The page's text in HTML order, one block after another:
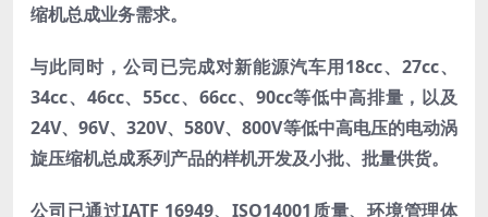
缩机总成业务需求。
与此同时，公司已完成对新能源汽车用18cc、27cc、
34cc、46cc、55cc、66cc、90cc等低中高排量，以及
24V、96V、320V、580V、800V等低中高电压的电动涡
旋压缩机总成系列产品的样机开发及小批、批量供货。
公司已通过IATF 16949、ISO14001质量、环境管理体